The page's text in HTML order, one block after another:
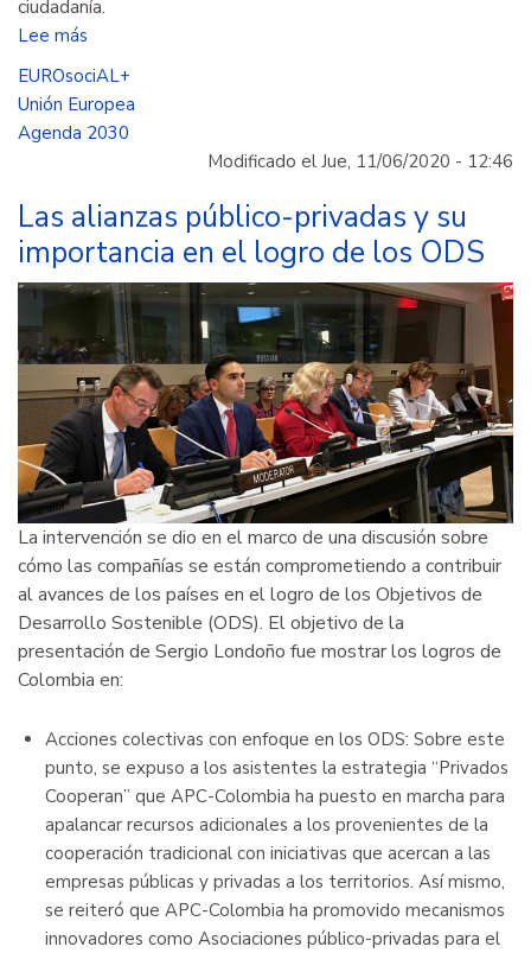
ciudadanía.
Lee más
EUROsociAL+
Colombia
cooperación
dar
respuesta
las
prioridades
del
Gobierno
nacional
EUROsociAL+
Unión Europea
Agenda 2030
Modificado el Jue, 11/06/2020 - 12:46
Las alianzas público-privadas y su
importancia en el logro de los ODS
La intervención se dio en el marco de una discusión sobre
cómo las compañías se están comprometiendo a contribuir
al avances de los países en el logro de los Objetivos de
Desarrollo Sostenible (ODS). El objetivo de la
presentación de Sergio Londoño fue mostrar los logros de
Colombia en:
Acciones colectivas con enfoque en los ODS: Sobre este
punto, se expuso a los asistentes la estrategia “Privados
Cooperan” que APC-Colombia ha puesto en marcha para
apalancar recursos adicionales a los provenientes de la
cooperación tradicional con iniciativas que acercan a las
empresas públicas y privadas a los territorios. Así mismo,
se reiteró que APC-Colombia ha promovido mecanismos
innovadores como Asociaciones público-privadas para el